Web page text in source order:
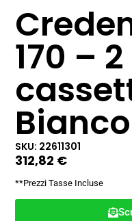
170 –
SKU: 22611301
312,82 €
**Prezzi Tasse Incluse